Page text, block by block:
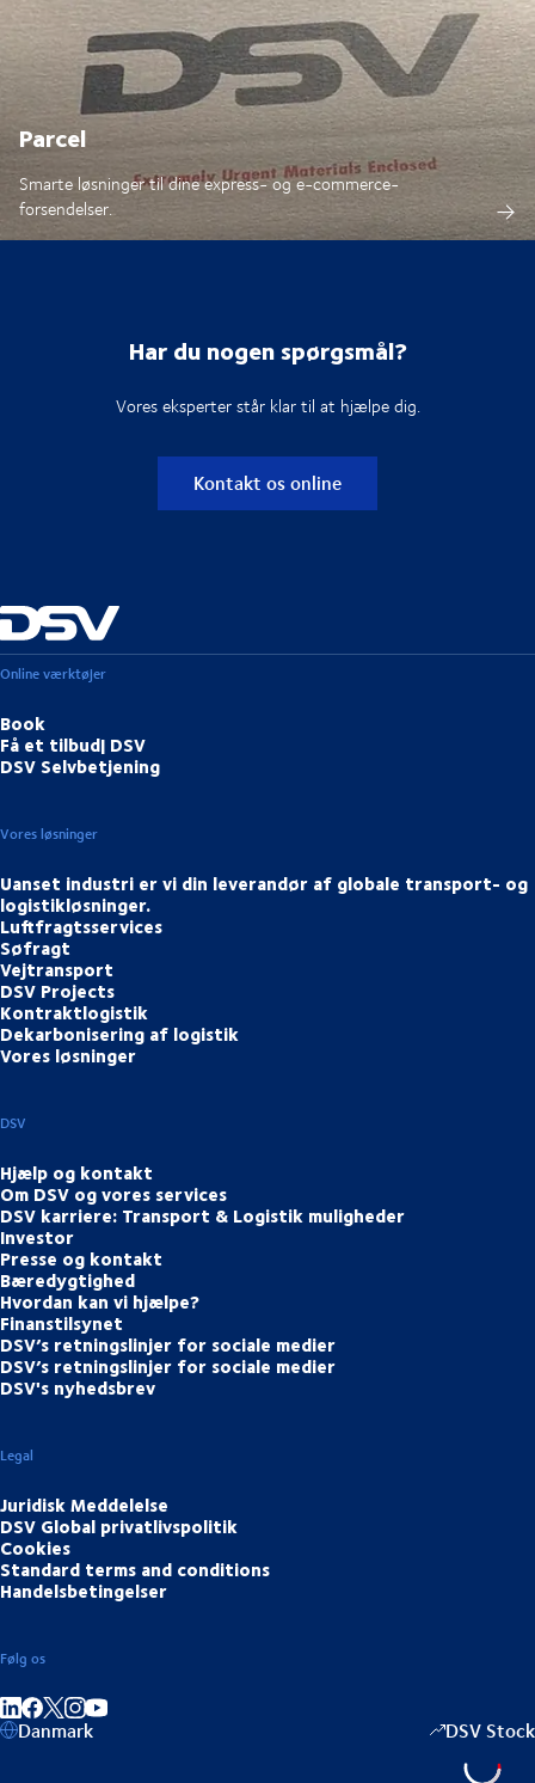
Parcel
Smarte løsninger til dine express- og e-commerce-
forsendelser.
Har du nogen spørgsmål?
Vores eksperter står klar til at hjælpe dig.
Kontakt os online
Online værktøjer
Book
Få et tilbud| DSV
DSV Selvbetjening
Vores løsninger
Uanset industri er vi din leverandør af globale transport- og
logistikløsninger.
Luftfragtsservices
Søfragt
Vejtransport
DSV Projects
Kontraktlogistik
Dekarbonisering af logistik
Vores løsninger
DSV
Hjælp og kontakt
Om DSV og vores services
DSV karriere: Transport & Logistik muligheder
Investor
Presse og kontakt
Bæredygtighed
Hvordan kan vi hjælpe?
Finanstilsynet
DSV’s retningslinjer for sociale medier
DSV’s retningslinjer for sociale medier
DSV's nyhedsbrev
Legal
Juridisk Meddelelse
DSV Global privatlivspolitik
Cookies
Standard terms and conditions
Handelsbetingelser
Følg os
Del på LinkedIn
Del på Facebook
Del på Instagram
Del på Youtube
Danmark DSV Stock
+15,5